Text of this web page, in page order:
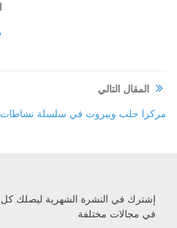
المقال التالي
مركزا حلب وبيروت في سلسلة
إشترك في النشرة الشهرية ليصلك
في مجالات مختلفة